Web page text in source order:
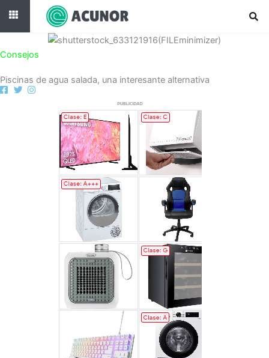
contenido
Consejos
Piscinas de agua salada, una interesante alternativa